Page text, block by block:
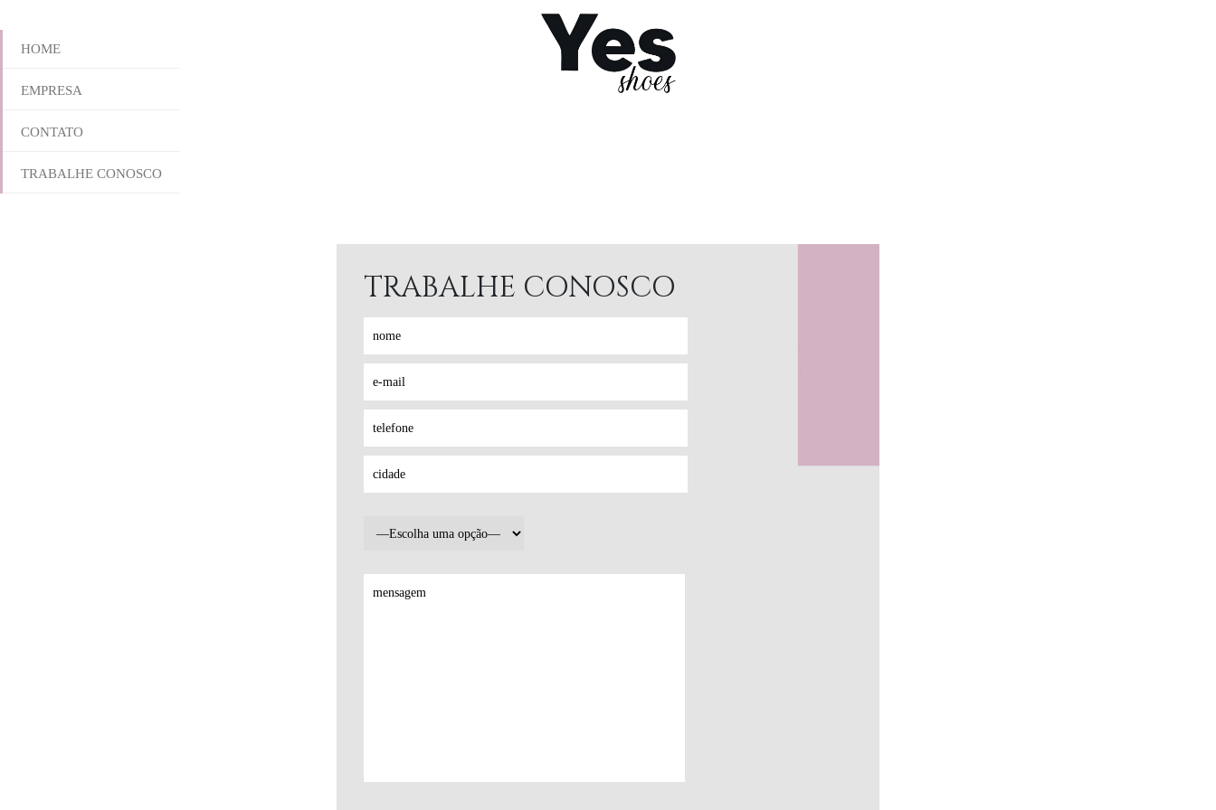
HOME
EMPRESA
CONTATO
TRABALHE CONOSCO
TRABALHE CONOSCO